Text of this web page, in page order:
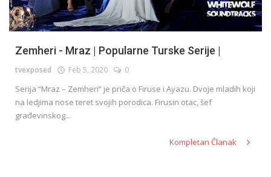
Zemheri - Mraz | Popularne Turske Serije |
tvexposed Feb 5, 2020 0
Serija “Mraz – Zemheri” je priča o Firuse i Ayazu. Dvoje mladih koji
na ledjima nose teret svojih porodica. Firusin otac, šef
građevinskog...
Kompletan Članak